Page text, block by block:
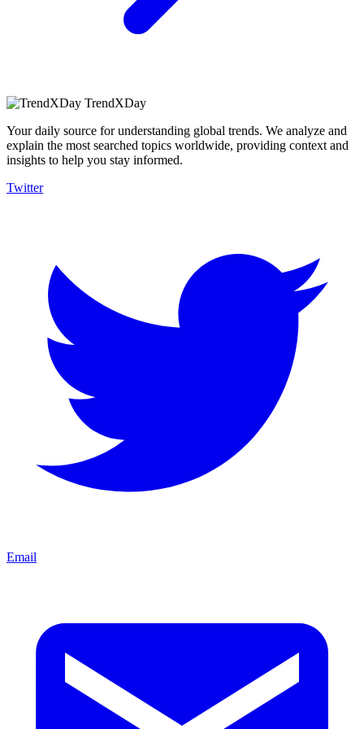
TrendXDay
Your daily source for understanding global trends. We analyze and
explain the most searched topics worldwide, providing context and
insights to help you stay informed.
Twitter
Email